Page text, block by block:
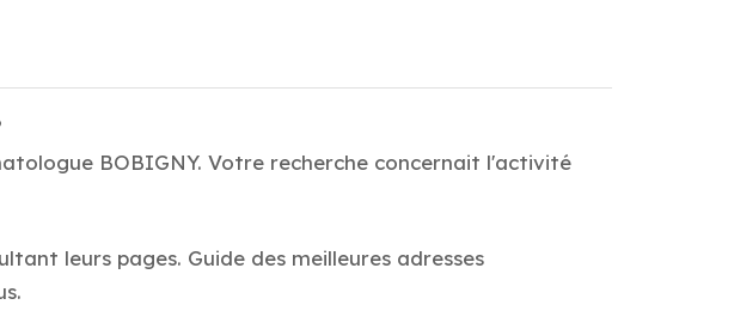
BOBIGNY. Votre recherche concernait l'activité
leurs pages. Guide des meilleures adresses